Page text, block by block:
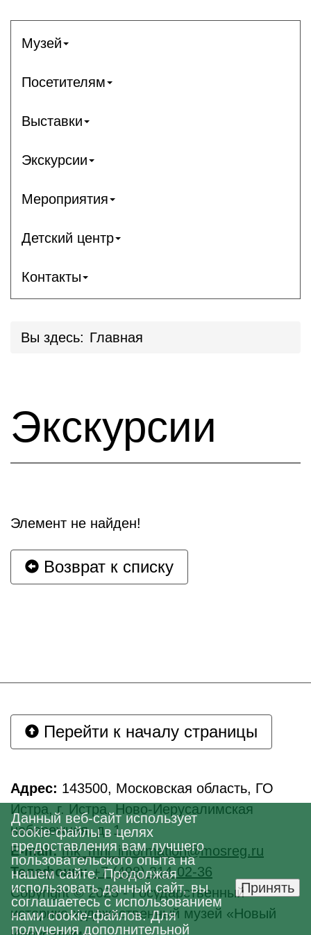
Музей
Посетителям
Выставки
Экскурсии
Мероприятия
Детский центр
Контакты
Вы здесь: Главная
Экскурсии
Элемент не найден!
Возврат к списку
Перейти к началу страницы
Адрес: 143500, Московская область, ГО
Истра, г. Истра, Ново-Иерусалимская
набережная, д. 1
E-mail: mk_mni_information@mosreg.ru
Телефоны: +7 (498) 314-02-36
Copyright © 2025 - Государственный
историко-художественный музей «Новый
Данный веб-сайт использует
cookie-файлы в целях
предоставления вам лучшего
пользовательского опыта на
нашем сайте. Продолжая
использовать данный сайт, вы
соглашаетесь с использованием
нами cookie-файлов. Для
получения дополнительной
Принять